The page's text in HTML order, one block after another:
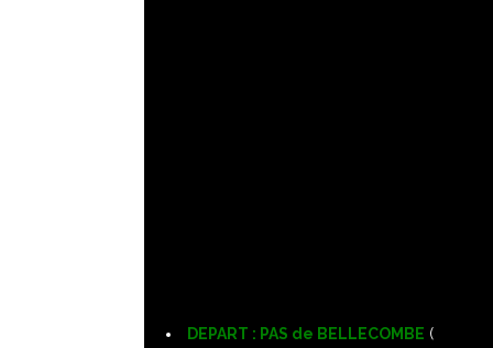
DEPART : PAS de BELLECOMBE (